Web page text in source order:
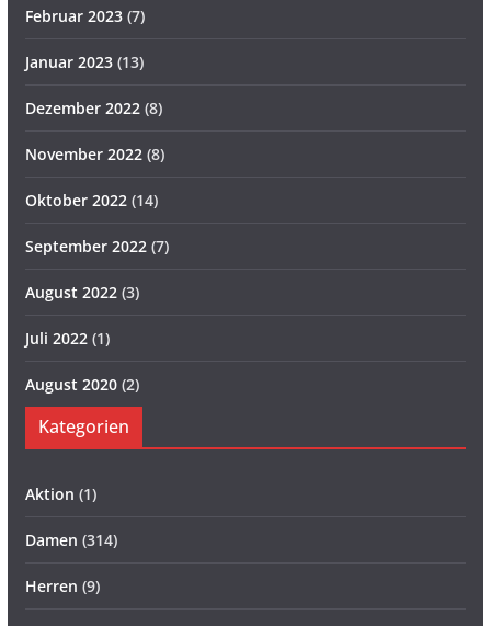
Februar 2023(7)
Januar 2023(13)
Dezember 2022(8)
November 2022(8)
Oktober 2022(14)
September 2022(7)
August 2022(3)
Juli 2022(1)
August 2020(2)
Kategorien
Aktion (1)
Damen (314)
Herren (9)